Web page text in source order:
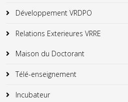
Développement VRDPO
Relations Exterieures VRRE
Maison du Doctorant
Télé-enseignement
Incubateur